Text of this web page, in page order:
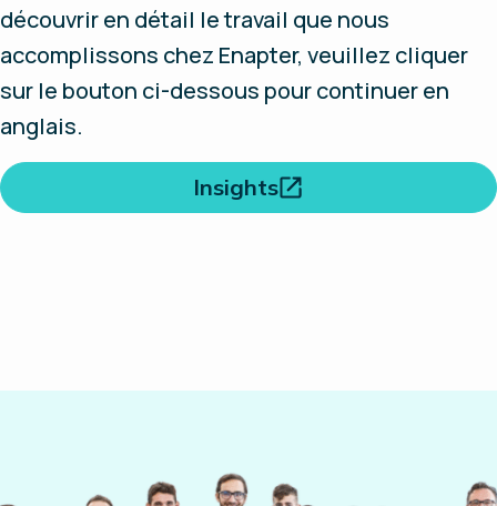
découvrir en détail le travail que nous
accomplissons chez Enapter, veuillez cliquer
sur le bouton ci-dessous pour continuer en
anglais.
Insights